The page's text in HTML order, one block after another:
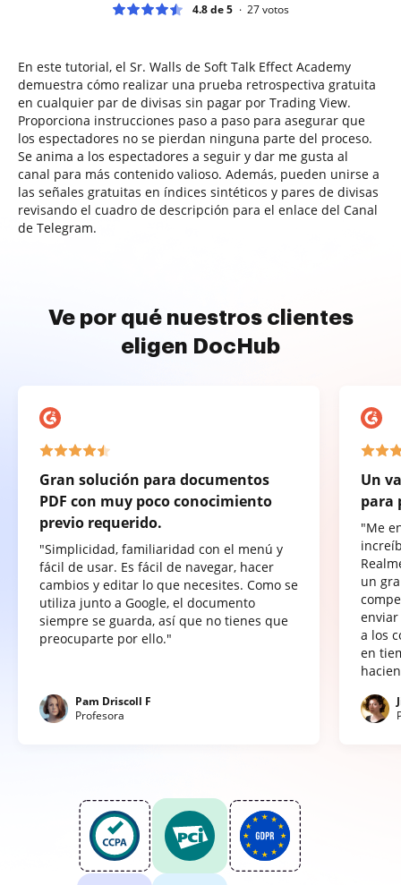
4.8 de 5 27votos
En este tutorial, el Sr. Walls de Soft Talk Effect Academy
demuestra cómo realizar una prueba retrospectiva gratuita
en cualquier par de divisas sin pagar por Trading View.
Proporciona instrucciones paso a paso para asegurar que
los espectadores no se pierdan ninguna parte del proceso.
Se anima a los espectadores a seguir y dar me gusta al
canal para más contenido valioso. Además, pueden unirse a
las señales gratuitas en índices sintéticos y pares de divisas
revisando el cuadro de descripción para el enlace del Canal
de Telegram.
Ve por qué nuestros clientes
eligen DocHub
Gran solución para documentos
PDF con muy poco conocimiento
previo requerido.
"Simplicidad, familiaridad con el menú y
fácil de usar. Es fácil de navegar, hacer
cambios y editar lo que necesites. Como se
utiliza junto a Google, el documento
siempre se guarda, así que no tienes que
preocuparte por ello."
Pam Driscoll F
Profesora
Un
para
"Me
un
a los
en